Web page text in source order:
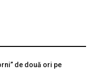
de două ori pe